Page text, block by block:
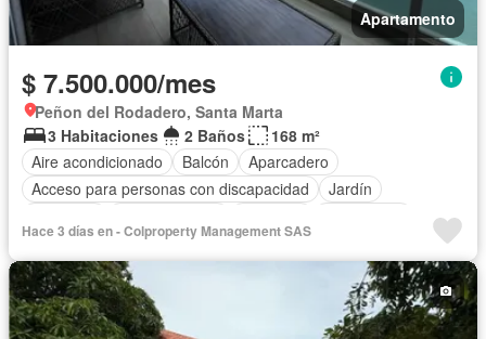
Apartamento
$ 7.500.000/mes
Peñon del Rodadero, Santa Marta
3 Habitaciones
2 Baños
168 m²
Aire acondicionado
Balcón
Aparcadero
Acceso para personas con discapacidad
Jardín
Vista panorámica
Seguridad privada
Cuarto de servicio
Piscina
Agua
Hace 3 días en - Colproperty Management SAS